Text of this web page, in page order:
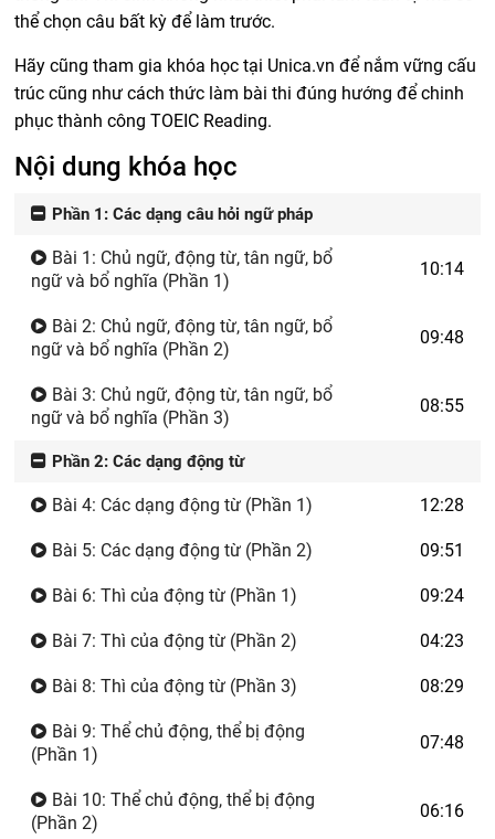
thể chọn câu bất kỳ để làm trước.
Hãy cũng tham gia khóa học tại Unica.vn để nắm vững cấu
trúc cũng như cách thức làm bài thi đúng hướng để chinh
phục thành công TOEIC Reading.
Nội dung khóa học
Phần 1: Các dạng câu hỏi ngữ pháp
Bài 1: Chủ ngữ, động từ, tân ngữ, bổ
ngữ và bổ nghĩa (Phần 1)
10:14
Bài 2: Chủ ngữ, động từ, tân ngữ, bổ
ngữ và bổ nghĩa (Phần 2)
09:48
Bài 3: Chủ ngữ, động từ, tân ngữ, bổ
ngữ và bổ nghĩa (Phần 3)
08:55
Phần 2: Các dạng động từ
Bài 4: Các dạng động từ (Phần 1) 12:28
Bài 5: Các dạng động từ (Phần 2) 09:51
Bài 6: Thì của động từ (Phần 1) 09:24
Bài 7: Thì của động từ (Phần 2) 04:23
Bài 8: Thì của động từ (Phần 3) 08:29
Bài 9: Thể chủ động, thể bị động
(Phần 1)
07:48
Bài 10: Thể chủ động, thể bị động
(Phần 2)
06:16